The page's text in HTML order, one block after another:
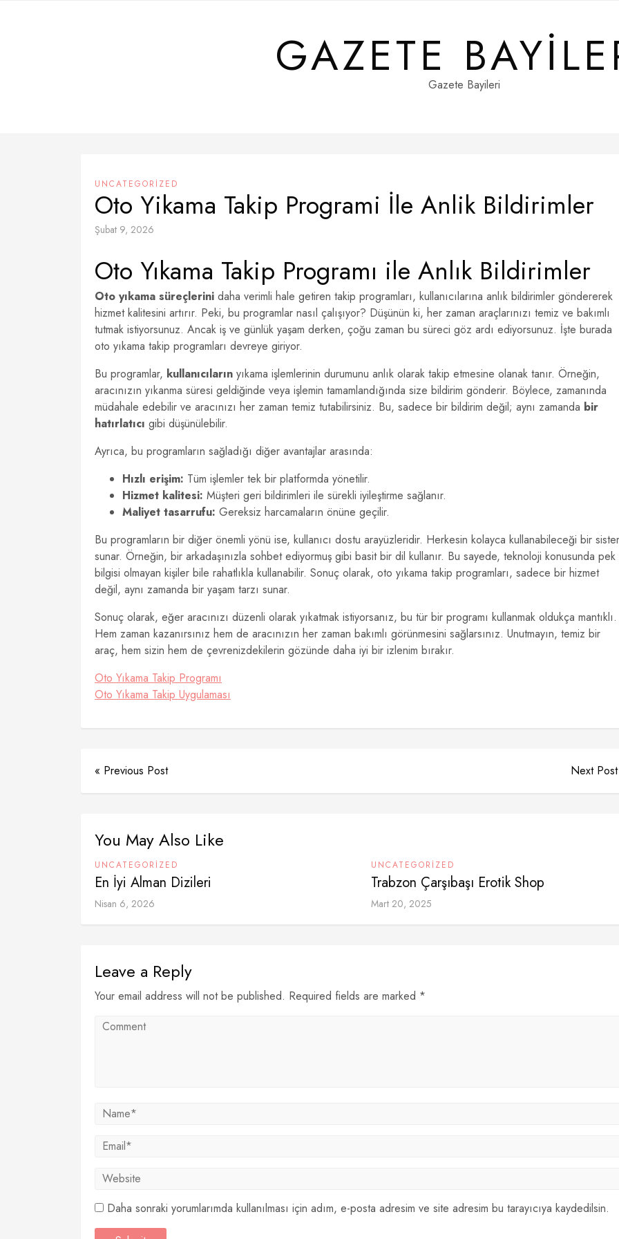
GAZETEGazete Bayileri
UNCATEGORIZED
Oto Yikama Takip Programi İle Anlik Bildirimler
Şubat 9, 2026
Oto Yıkama Takip Programı ile Anlık Bildirimler
Oto yıkama süreçlerini daha verimli hale getiren takip programları, kullanıcılarına anlık bildirimler göndererek
hizmet kalitesini artırır. Peki, bu programlar nasıl çalışıyor? Düşünün ki, her zaman araçlarınızı temiz ve bakımlı
tutmak istiyorsunuz. Ancak iş ve günlük yaşam derken, çoğu zaman bu süreci göz ardı ediyorsunuz. İşte burada
oto yıkama takip programları devreye giriyor.
Bu programlar, kullanıcıların yıkama işlemlerinin durumunu anlık olarak takip etmesine olanak tanır. Örneğin,
aracınızın yıkanma süresi geldiğinde veya işlemin tamamlandığında size bildirim gönderir. Böylece, zamanında
müdahale edebilir ve aracınızı her zaman temiz tutabilirsiniz. Bu, sadece bir bildirim değil; aynı zamanda bir
hatırlatıcı gibi düşünülebilir.
Ayrıca, bu programların sağladığı diğer avantajlar arasında:
Hızlı erişim: Tüm işlemler tek bir platformda yönetilir.
Hizmet kalitesi: Müşteri geri bildirimleri ile sürekli iyileştirme sağlanır.
Maliyet tasarrufu: Gereksiz harcamaların önüne geçilir.
Bu programların bir diğer önemli yönü ise, kullanıcı dostu arayüzleridir. Herkesin kolayca kullanabileceği bir
sunar. Örneğin, bir arkadaşınızla sohbet ediyormuş gibi basit bir dil kullanır. Bu sayede, teknoloji konusunda pek
bilgisi olmayan kişiler bile rahatlıkla kullanabilir. Sonuç olarak, oto yıkama takip programları, sadece bir hizmet
değil, aynı zamanda bir yaşam tarzı sunar.
Sonuç olarak, eğer aracınızı düzenli olarak yıkatmak istiyorsanız, bu tür bir programı kullanmak oldukça mantıklı.
Hem zaman kazanırsınız hem de aracınızın her zaman bakımlı görünmesini sağlarsınız. Unutmayın, temiz bir
araç, hem sizin hem de çevrenizdekilerin gözünde daha iyi bir izlenim bırakır.
Oto Yıkama Takip Programı
Oto Yıkama Takip Uygulaması
« Previous Post Next
You May Also Like
UNCATEGORIZED
En İyi Alman Dizileri
Nisan 6, 2026
UNCATEGORIZED
Trabzon Çarşıbaşı Erotik Shop
Mart 20, 2025
Leave a Reply
Your email address will not be published. Required fields are marked *
Daha sonraki yorumlarımda kullanılması için adım, e-posta adresim ve site adresim bu tarayıcıya kaydedilsin.